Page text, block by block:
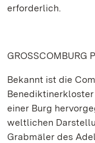
erforderlich.
GROSSCOMBURG
Bekannt ist die
einer Burg
weltlichen
Grabmäler des